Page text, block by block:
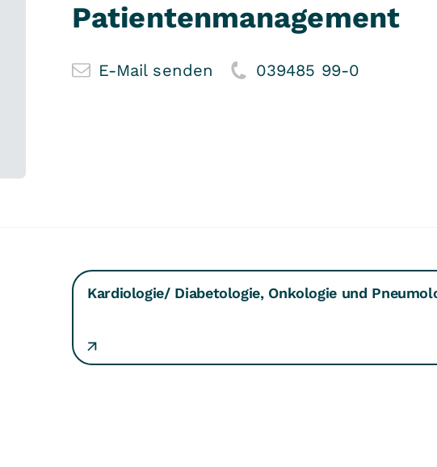
Patientenmanagement
E-Mail senden 039485 99-0
Kardiologie/ Diabetologie, Onkologie und